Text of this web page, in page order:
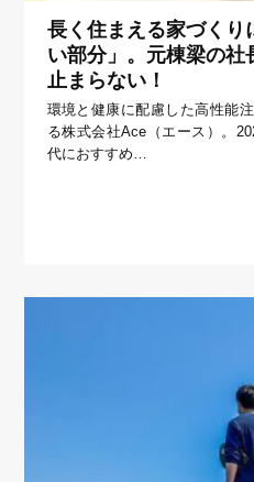
長く住まえる家づくり
い部分」。元棟梁の
止まらない！
環境と健康に配慮した高性能
る株式会社Ace（エース）。
代におすすめ…